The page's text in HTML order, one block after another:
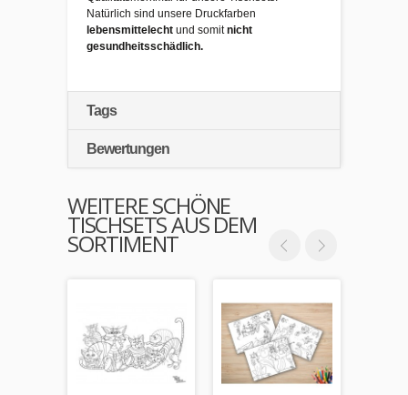
Natürlich sind unsere Druckfarben
lebensmittelecht und somitnicht
gesundheitsschädlich.
Tags
Bewertungen
WEITERE SCHÖNE
TISCHSETS AUS DEM
SORTIMENT